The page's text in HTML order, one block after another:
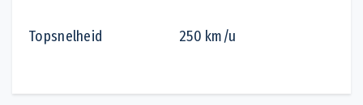
Topsnelheid 250 km/u